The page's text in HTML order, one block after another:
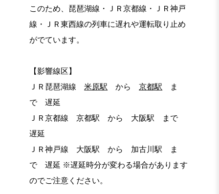
このため、琵琶湖線・ＪＲ京都線・ＪＲ神戸
線・ＪＲ東西線の列車に遅れや運転取り止め
がでています。
【影響線区】
ＪＲ琵琶湖線米原駅 から京都駅 ま
で 遅延
ＪＲ京都線 京都駅 から 大阪駅 まで
遅延
ＪＲ神戸線 大阪駅 から 加古川駅 ま
で 遅延 ※遅延時分が変わる場合があります
のでご注意ください。